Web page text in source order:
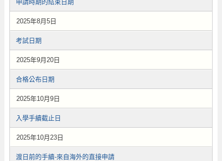
申請時期的結束日期
2025年8月5日
考試日期
2025年9月20日
合格公布日期
2025年10月9日
入學手續截止日
2025年10月23日
渡日前的手續-來自海外的直接申請